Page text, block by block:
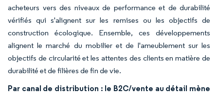
acheteurs vers des niveaux de performance et de durabilité
vérifiés qui s'alignent sur les remises ou les objectifs de
construction écologique. Ensemble, ces développements
alignent le marché du mobilier et de l'ameublement sur les
objectifs de circularité et les attentes des clients en matière de
durabilité et de filières de fin de vie.
Par canal de distribution : le B2C/vente au détail mène